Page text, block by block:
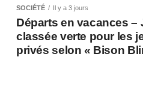
SOCIÉTÉ Il y a 3 jours
Départs en vacances –
classée verte pour les
privés selon « Bison